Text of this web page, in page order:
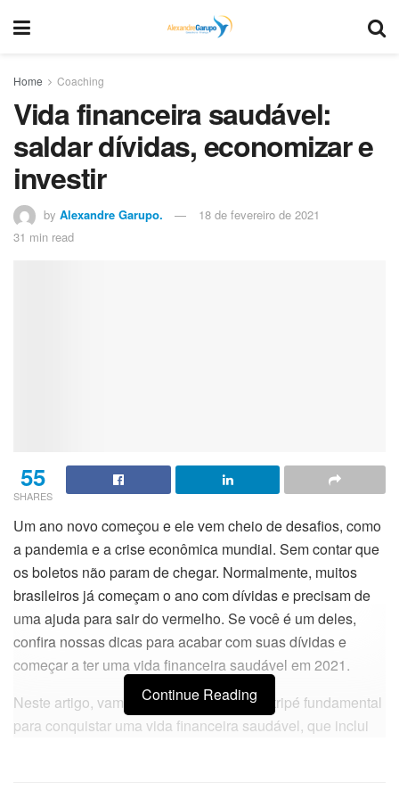
Home Coaching
Vida financeira saudável:
saldar dívidas, economizar e
investir
by Alexandre Garupo.
18 de fevereiro de 2021
31 min read
55
SHARES
Um ano novo começou e ele vem cheio de desafios, como
a pandemia e a crise econômica mundial. Sem contar que
os boletos não param de chegar. Normalmente, muitos
brasileiros já começam o ano com dívidas e precisam de
uma ajuda para sair do vermelho. Se você é um deles,
confira nossas dicas para acabar com suas dívidas e
começar a ter uma vida financeira saudável em 2021.
Neste artigo, vamos abordar também um tripé fundamental
para conquistar uma vida financeira saudável, que inclui
Continue Reading